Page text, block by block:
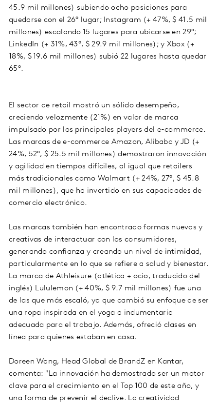
45.9 mil millones) subiendo ocho posiciones para
quedarse con el 26° lugar; Instagram (+ 47%, $ 41.5 mil
millones) escalando 15 lugares para ubicarse en 29°;
LinkedIn (+ 31%, 43°, $ 29.9 mil millones); y Xbox (+
18%, $ 19.6 mil millones) subió 22 lugares hasta quedar
65°.
El sector de retail mostró un sólido desempeño,
creciendo velozmente (21%) en valor de marca
impulsado por los principales players del e-commerce.
Las marcas de e-commerce Amazon, Alibaba y JD (+
24%, 52°, $ 25.5 mil millones) demostraron innovación
y agilidad en tiempos difíciles, al igual que retailers
más tradicionales como Walmart (+ 24%, 27°, $ 45.8
mil millones), que ha invertido en sus capacidades de
comercio electrónico.
Las marcas también han encontrado formas nuevas y
creativas de interactuar con los consumidores,
generando confianza y creando un nivel de intimidad,
particularmente en lo que se refiere a salud y bienestar.
La marca de Athleisure (atlética + ocio, traducido del
inglés) Lululemon (+ 40%, $ 9.7 mil millones) fue una
de las que más escaló, ya que cambió su enfoque de ser
una ropa inspirada en el yoga a indumentaria
adecuada para el trabajo. Además, ofreció clases en
línea para quienes estaban en casa.
Doreen Wang, Head Global de BrandZ en Kantar,
comenta: "La innovación ha demostrado ser un motor
clave para el crecimiento en el Top 100 de este año, y
una forma de prevenir el declive. La creatividad